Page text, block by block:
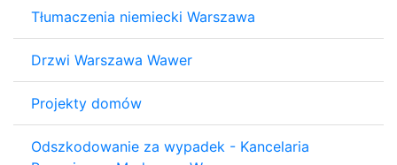
Tłumaczenia niemiecki Warszawa
Drzwi Warszawa Wawer
Projekty domów
Odszkodowanie za wypadek - Kancelaria